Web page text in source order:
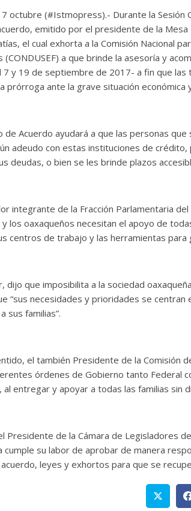
octubre (#Istmopress).- Durante la
emitido por el presidente de la
el cual exhorta a la Comisión Nacional
(CONDUSEF) a que brinde la asesoría y
7 y 19 de septiembre de 2017- a fin que
prórroga ante la grave situación económica
de Acuerdo ayudará a que las personas
adeudo con estas instituciones de
deudas, o bien se les brinde plazos
integrante de la Fracción Parlamentaria
los oaxaqueños necesitan el apoyo de
centros de trabajo y las herramientas para
dijo que imposibilita a la sociedad
“sus necesidades y prioridades se
sus familias”.
el también Presidente de la Comisión
órdenes de Gobierno tanto Federal
al entregar y apoyar a todas las familias sin
Presidente de la Cámara de Legisladores
cumple su labor de aprobar de manera
leyes y exhortos para que se